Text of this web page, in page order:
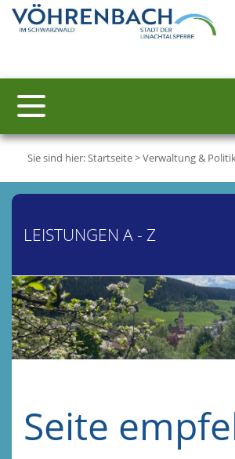
Sie sind hier:Startseite>Verwaltung &
LEISTUNGEN A - Z
Seite